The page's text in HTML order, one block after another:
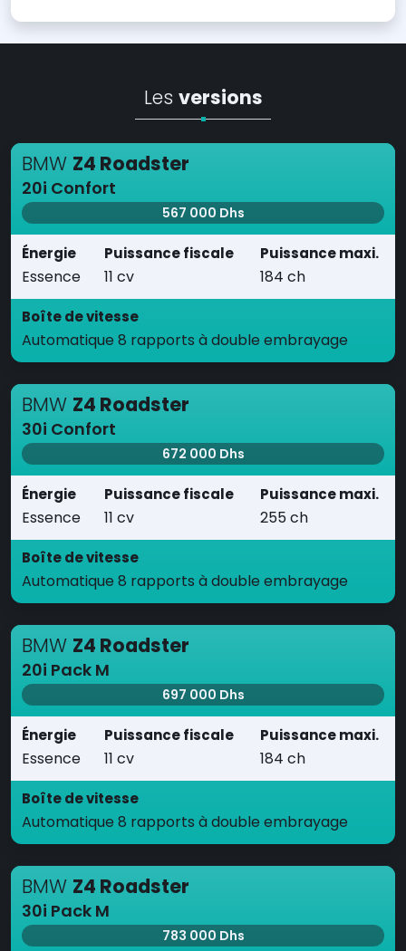
Les versions
BMW Z4 Roadster
20i Confort
567 000 Dhs
Énergie
Essence
Puissance fiscale
11 cv
Puissance maxi.
184 ch
Boîte de vitesse
Automatique 8 rapports à double embrayage
BMW Z4 Roadster
30i Confort
672 000 Dhs
Énergie
Essence
Puissance fiscale
11 cv
Puissance maxi.
255 ch
Boîte de vitesse
Automatique 8 rapports à double embrayage
BMW Z4 Roadster
20i Pack M
697 000 Dhs
Énergie
Essence
Puissance fiscale
11 cv
Puissance maxi.
184 ch
Boîte de vitesse
Automatique 8 rapports à double embrayage
BMW Z4 Roadster
30i Pack M
783 000 Dhs